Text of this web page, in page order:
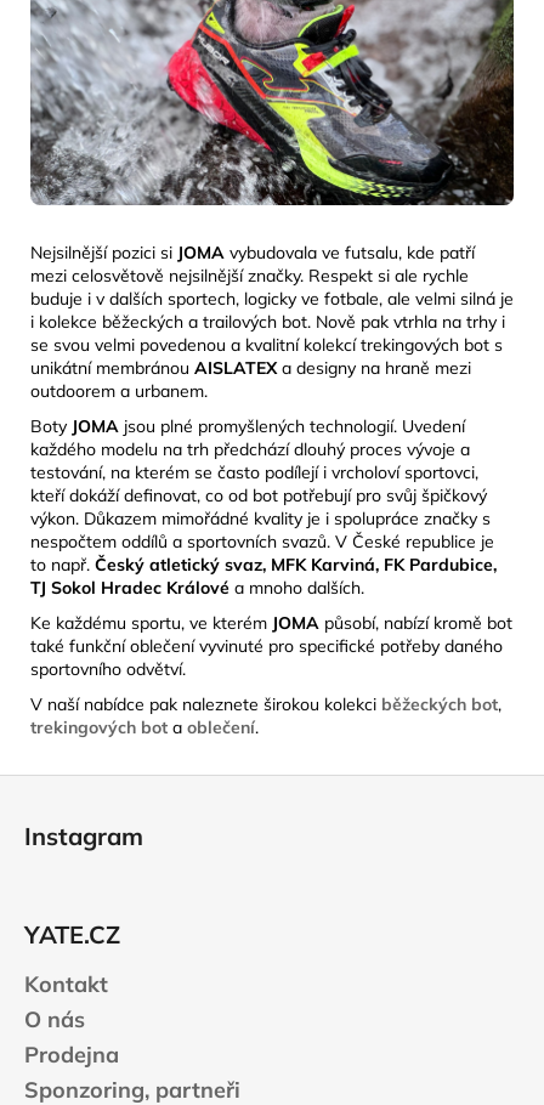
Nejsilnější pozici si JOMA vybudovala ve futsalu, kde patří
mezi celosvětově nejsilnější značky. Respekt si ale rychle
buduje i v dalších sportech, logicky ve fotbale, ale velmi silná je
i kolekce běžeckých a trailových bot. Nově pak vtrhla na trhy i
se svou velmi povedenou a kvalitní kolekcí trekingových bot s
unikátní membránou AISLATEX a designy na hraně mezi
outdoorem a urbanem.
Boty JOMA jsou plné promyšlených technologií. Uvedení
každého modelu na trh předchází dlouhý proces vývoje a
testování, na kterém se často podílejí i vrcholoví sportovci,
kteří dokáží definovat, co od bot potřebují pro svůj špičkový
výkon. Důkazem mimořádné kvality je i spolupráce značky s
nespočtem oddílů a sportovních svazů. V České republice je
to např. Český atletický svaz, MFK Karviná, FK Pardubice,
TJ Sokol Hradec Králové a mnoho dalších.
Ke každému sportu, ve kterém JOMA působí, nabízí kromě bot
také funkční oblečení vyvinuté pro specifické potřeby daného
sportovního odvětví.
V naší nabídce pak naleznete širokou kolekci běžeckých bot,
trekingových bot a oblečení.
Instagram
YATE.CZ
Kontakt
O nás
Prodejna
Sponzoring, partneři